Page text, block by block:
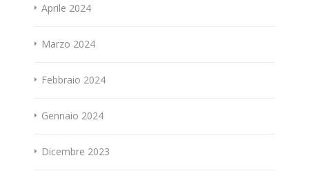
Aprile 2024
Marzo 2024
Febbraio 2024
Gennaio 2024
Dicembre 2023